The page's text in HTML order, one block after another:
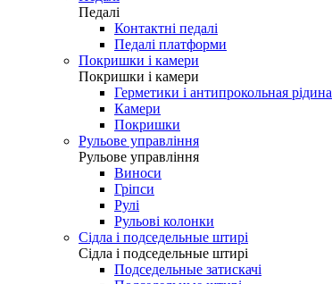
Педалі
Контактні педалі
Педалі платформи
Покришки і камери
Покришки і камери
Герметики і антипрокольная рідина
Камери
Покришки
Рульове управління
Рульове управління
Виноси
Гріпси
Рулі
Рульові колонки
Сідла і подседельные штирі
Сідла і подседельные штирі
Подседельные затискачі